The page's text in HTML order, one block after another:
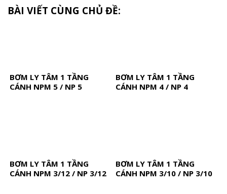
BÀI VIẾT CÙNG CHỦ ĐỀ:
BƠM LY TÂM 1 TẦNG
CÁNH NPM 5 / NP 5
BƠM LY TÂM 1 TẦNG
CÁNH NPM 4 / NP 4
BƠM LY TÂM 1 TẦNG
CÁNH NPM 3/12 / NP 3/12
BƠM LY TÂM 1 TẦNG
CÁNH NPM 3/10 / NP 3/10